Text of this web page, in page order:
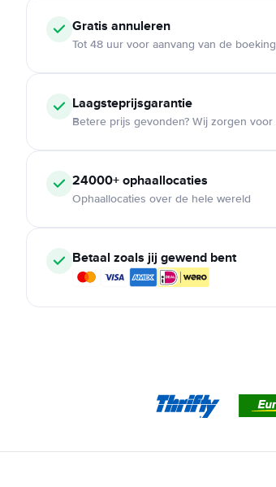
Gratis annuleren
Tot 48 uur voor aanvang van de
Laagsteprijsgarantie
Betere prijs gevonden? Wij zorgen
24000+ ophaallocaties
Ophaallocaties over de hele wereld
Betaal zoals jij gewend bent